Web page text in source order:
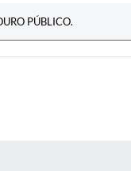
PÚBLICO.